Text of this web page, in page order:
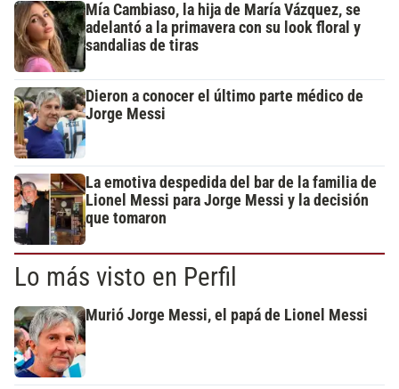
Mía Cambiaso, la hija de María Vázquez, se
adelantó a la primavera con su look floral y
sandalias de tiras
Dieron a conocer el último parte médico de
Jorge Messi
La emotiva despedida del bar de la familia de
Lionel Messi para Jorge Messi y la decisión
que tomaron
Lo más visto en Perfil
Murió Jorge Messi, el papá de Lionel Messi